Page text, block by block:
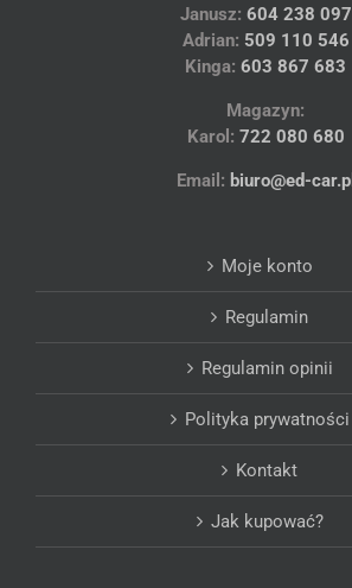
Janusz: 604 238 097
Adrian: 509 110 546
Kinga: 603 867 683
Magazyn:
Karol: 722 080 680
Email: biuro@ed-car.pl
Moje konto
Regulamin
Regulamin opinii
Polityka prywatności
Kontakt
Jak kupować?